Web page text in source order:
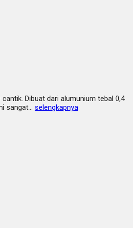
Dibuat dari alumunium tebal 0,4
sangat… selengkapnya